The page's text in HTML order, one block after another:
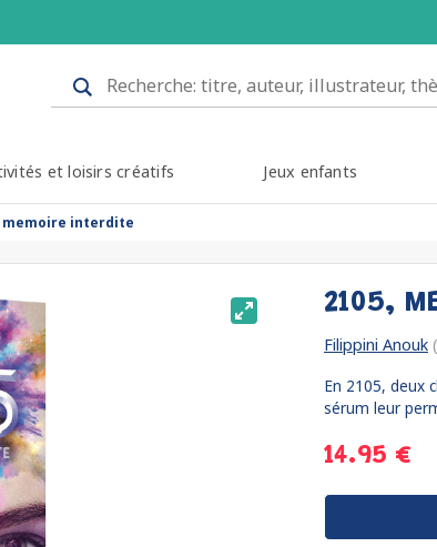
et loisirs créatifs Jeux enfants
memoire interdite
2105,
Filippini Anouk
En 2105, deux
sérum leur
14.95 €